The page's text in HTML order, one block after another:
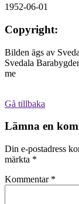
1952-06-01
Copyright:
Bilden ägs av
Svedala
me
Gå tillbaka
Lämna en
Din e-postadress
märkta *
Kommentar *